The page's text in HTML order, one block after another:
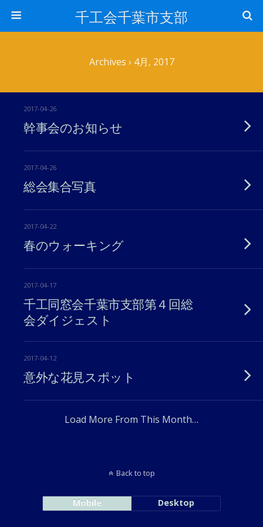
千工会千葉市支部
Archives › 4月, 2017
2017-04-26
幹事会のお知らせ
2017-04-26
総会集合写真
2017-04-22
春のウォーキング
2017-04-17
千工同窓会千葉市支部第４回総
会ダイジェスト
2017-04-12
意外な花見スポット
Load More From This Month…
Back to top
Mobile Desktop